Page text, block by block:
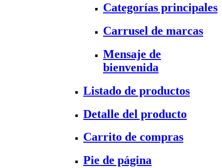
Categorías principales
Carrusel de marcas
Mensaje de
bienvenida
Listado de productos
Detalle del producto
Carrito de compras
Pie de página